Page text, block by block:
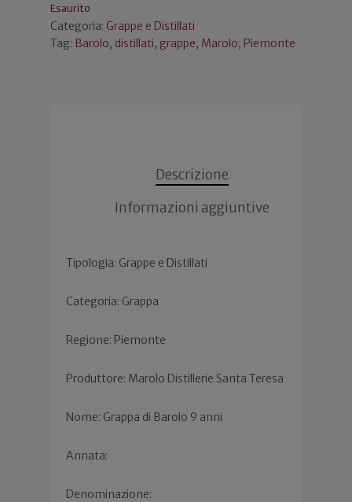
Esaurito
Categoria: Grappe e Distillati
Tag: Barolo, distillati, grappe, Marolo, Piemonte
Descrizione
Informazioni aggiuntive
Tipologia: Grappe e Distillati
Categoria: Grappa
Regione: Piemonte
Produttore: Marolo Distillerie Santa Teresa
Nome: Grappa di Barolo 9 anni
Annata:
Denominazione: